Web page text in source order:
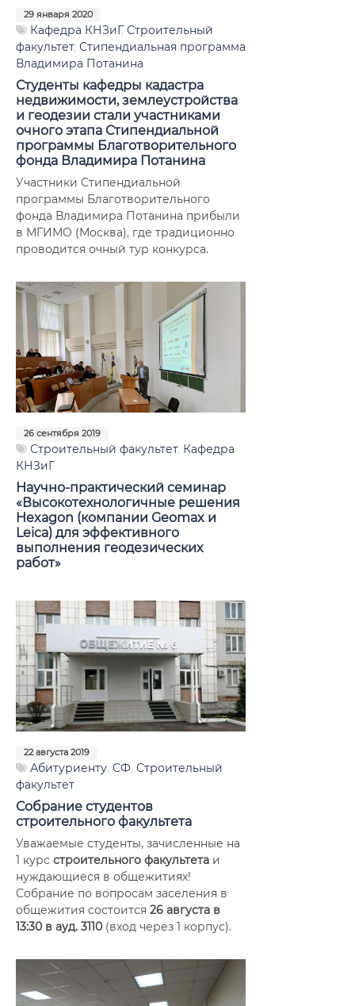
29 января 2020
Кафедра КНЗиГ, Строительный
факультет, Стипендиальная программа
Владимира Потанина
Студенты кафедры кадастра
недвижимости, землеустройства
и геодезии стали участниками
очного этапа Стипендиальной
программы Благотворительного
фонда Владимира Потанина
Участники Стипендиальной
программы Благотворительного
фонда Владимира Потанина прибыли
в МГИМО (Москва), где традиционно
проводится очный тур конкурса.
26 сентября 2019
Строительный факультет, Кафедра
КНЗиГ
Научно-практический семинар
«Высокотехнологичные решения
Hexagon (компании Geomax и
Leica) для эффективного
выполнения геодезических
работ»
22 августа 2019
Абитуриенту, СФ, Строительный
факультет
Собрание студентов
строительного факультета
Уважаемые студенты, зачисленные на
1 курс строительного факультета и
нуждающиеся в общежитиях!
Собрание по вопросам заселения в
общежития состоится 26 августа в
13:30 в ауд. 3110 (вход через 1 корпус).